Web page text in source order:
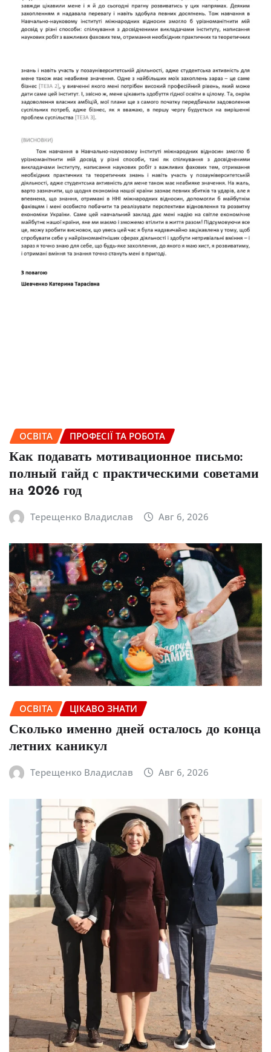
ОСВІТА ПРОФЕСІЇ ТА РОБОТА
Как подавать мотивационное письмо:
полный гайд с практическими советами
на 2026 год
Терещенко Владислав Авг 6, 2026
ОСВІТА ЦІКАВО ЗНАТИ
Сколько именно дней осталось до конца
летних каникул
Терещенко Владислав Авг 6, 2026